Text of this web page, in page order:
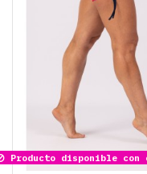
Producto disponible con